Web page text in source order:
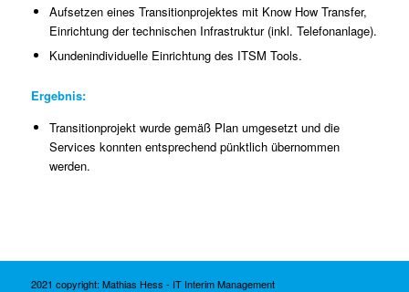
Aufsetzen eines Transitionprojektes mit Know How Transfer,
Einrichtung der technischen Infrastruktur (inkl. Telefonanlage).
Kundenindividuelle Einrichtung des ITSM Tools.
Ergebnis:
Transitionprojekt wurde gemäß Plan umgesetzt und die
Services konnten entsprechend pünktlich übernommen
werden.
2021 copyright: Mathias Hess - IT Interim Management